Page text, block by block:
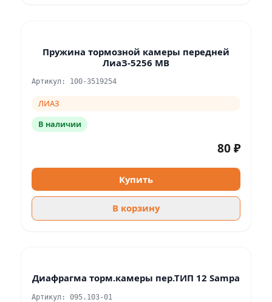
Пружина тормозной камеры передней
ЛиаЗ-5256 МВ
Артикул: 100-3519254
ЛИАЗ
В наличии
80 ₽
Купить
В корзину
Диафрагма торм.камеры пер.ТИП 12 Sampa
Артикул: 095.103-01